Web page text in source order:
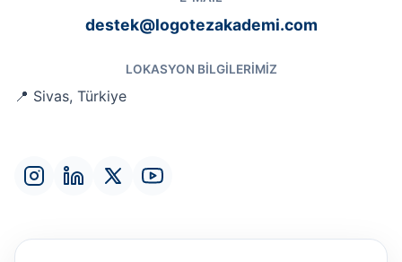
destek@logotezakademi.com
LOKASYON BILGILERIMIZ
📍 Sivas, Türkiye